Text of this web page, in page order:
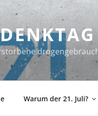
Warum der 21. Juli?